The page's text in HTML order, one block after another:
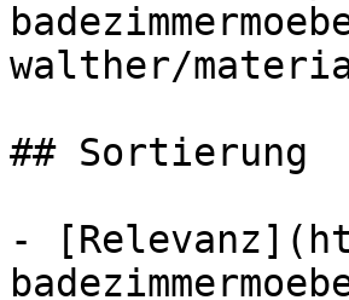
walther/
## Sortierung
-